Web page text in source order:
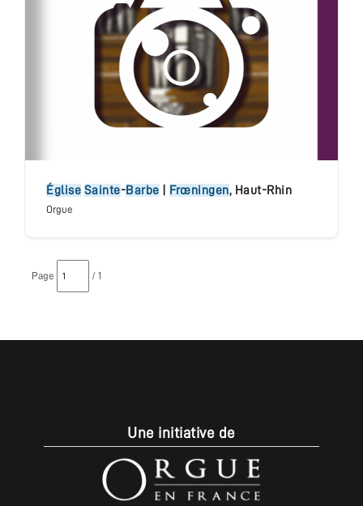
église Sainte-Barbe Frœningen, Haut-Rhin
Orgue
Page / 1
Une initiative de